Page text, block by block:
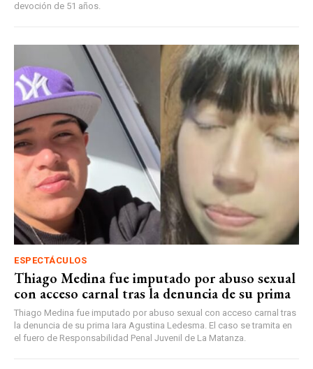
devoción de 51 años.
ESPECTÁCULOS
Thiago Medina fue imputado por abuso sexual
con acceso carnal tras la denuncia de su prima
Thiago Medina fue imputado por abuso sexual con acceso carnal tras
la denuncia de su prima Iara Agustina Ledesma. El caso se tramita en
el fuero de Responsabilidad Penal Juvenil de La Matanza.